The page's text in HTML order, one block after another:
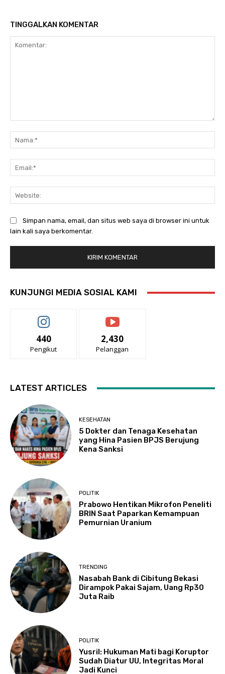
TINGGALKAN KOMENTAR
Simpan nama, email, dan situs web saya di browser ini untuk
lain kali saya berkomentar.
KUNJUNGI MEDIA SOSIAL KAMI
440
Pengikut
2,430
Pelanggan
LATEST ARTICLES
KESEHATAN
5 Dokter dan Tenaga Kesehatan
yang Hina Pasien BPJS Berujung
Kena Sanksi
POLITIK
Prabowo Hentikan Mikrofon Peneliti
BRIN Saat Paparkan Kemampuan
Pemurnian Uranium
TRENDING
Nasabah Bank di Cibitung Bekasi
Dirampok Pakai Sajam, Uang Rp30
Juta Raib
POLITIK
Yusril: Hukuman Mati bagi Koruptor
Sudah Diatur UU, Integritas Moral
Jadi Kunci